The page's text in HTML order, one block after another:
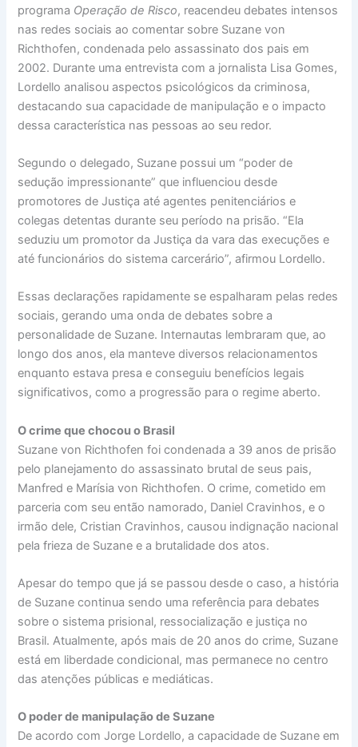
programa Operação de Risco, reacendeu debates intensos
nas redes sociais ao comentar sobre Suzane von
Richthofen, condenada pelo assassinato dos pais em
2002. Durante uma entrevista com a jornalista Lisa Gomes,
Lordello analisou aspectos psicológicos da criminosa,
destacando sua capacidade de manipulação e o impacto
dessa característica nas pessoas ao seu redor.
Segundo o delegado, Suzane possui um “poder de
sedução impressionante” que influenciou desde
promotores de Justiça até agentes penitenciários e
colegas detentas durante seu período na prisão. “Ela
seduziu um promotor da Justiça da vara das execuções e
até funcionários do sistema carcerário”, afirmou Lordello.
Essas declarações rapidamente se espalharam pelas redes
sociais, gerando uma onda de debates sobre a
personalidade de Suzane. Internautas lembraram que, ao
longo dos anos, ela manteve diversos relacionamentos
enquanto estava presa e conseguiu benefícios legais
significativos, como a progressão para o regime aberto.
O crime que chocou o Brasil
Suzane von Richthofen foi condenada a 39 anos de prisão
pelo planejamento do assassinato brutal de seus pais,
Manfred e Marísia von Richthofen. O crime, cometido em
parceria com seu então namorado, Daniel Cravinhos, e o
irmão dele, Cristian Cravinhos, causou indignação nacional
pela frieza de Suzane e a brutalidade dos atos.
Apesar do tempo que já se passou desde o caso, a história
de Suzane continua sendo uma referência para debates
sobre o sistema prisional, ressocialização e justiça no
Brasil. Atualmente, após mais de 20 anos do crime, Suzane
está em liberdade condicional, mas permanece no centro
das atenções públicas e mediáticas.
O poder de manipulação de Suzane
De acordo com Jorge Lordello, a capacidade de Suzane em